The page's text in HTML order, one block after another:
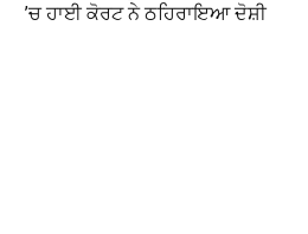
’ਚ ਹਾਈ ਕੋਰਟ ਨੇ ਠਹਿਰਾਇਆ ਦੋਸ਼ੀ